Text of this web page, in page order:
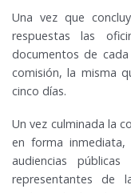
Una vez que
respuestas las
documentos de
comisión, la misma
cinco días.
Un vez culminada la
en forma inmediata,
audiencias
representantes de